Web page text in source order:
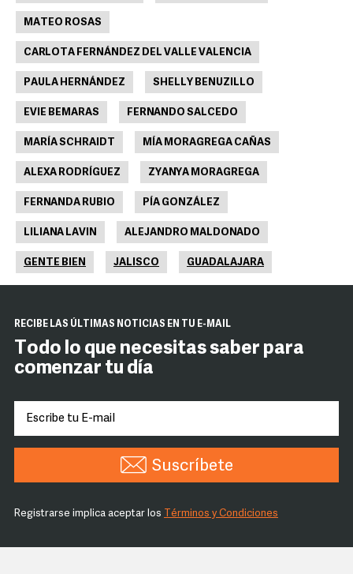
MATEO ROSAS
CARLOTA FERNÁNDEZ DEL VALLE VALENCIA
PAULA HERNÁNDEZ SHELLY BENUZILLO
EVIE BEMARAS FERNANDO SALCEDO
MARÍA SCHRAIDT MÍA MORAGREGA CAÑAS
ALEXA RODRÍGUEZ ZYANYA MORAGREGA
FERNANDA RUBIO PÍA GONZÁLEZ
LILIANA LAVIN ALEJANDRO MALDONADO
GENTE BIEN JALISCO GUADALAJARA
RECIBE LAS ÚLTIMAS NOTICIAS EN TU E-MAIL
Todo lo que necesitas saber para
comenzar tu día
Suscríbete
Registrarse implica aceptar los Términos y Condiciones